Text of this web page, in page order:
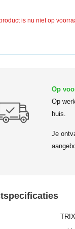
is nu niet op
Op
Op
huis.
Je